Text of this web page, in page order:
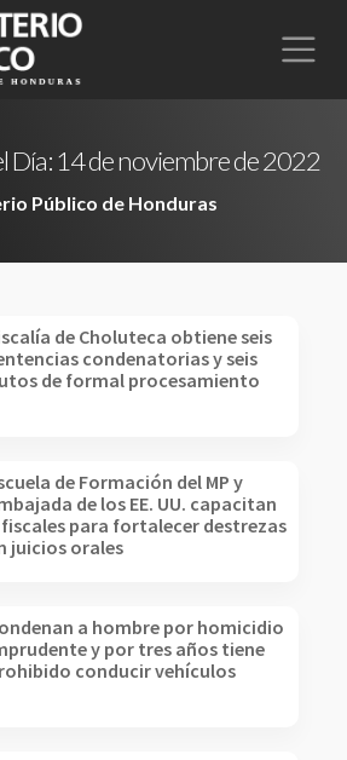
Día:14 de noviembre de 2022
Público de Honduras
de Choluteca obtiene seis
condenatorias y seis
de formal procesamiento
de Formación del MP y
de los EE. UU. capacitan
para fortalecer destrezas
juicios orales
a hombre por homicidio
y por tres años tiene
conducir vehículos